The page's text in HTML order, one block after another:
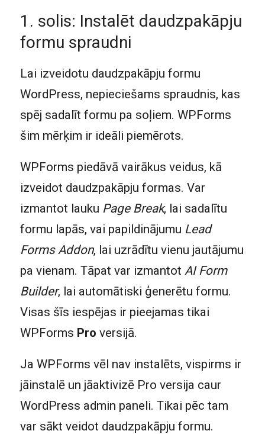
1. solis: Instalēt daudzpakāpju
formu spraudni
Lai izveidotu daudzpakāpju formu
WordPress, nepieciešams spraudnis, kas
spēj sadalīt formu pa soļiem. WPForms
šim mērķim ir ideāli piemērots.
WPForms piedāvā vairākus veidus, kā
izveidot daudzpakāpju formas. Var
izmantot lauku Page Break, lai sadalītu
formu lapās, vai papildinājumu Lead
Forms Addon, lai uzrādītu vienu jautājumu
pa vienam. Tāpat var izmantot AI Form
Builder, lai automātiski ģenerētu formu.
Visas šīs iespējas ir pieejamas tikai
WPForms Pro versijā.
Ja WPForms vēl nav instalēts, vispirms ir
jāinstalē un jāaktivizē Pro versija caur
WordPress admin paneli. Tikai pēc tam
var sākt veidot daudzpakāpju formu.